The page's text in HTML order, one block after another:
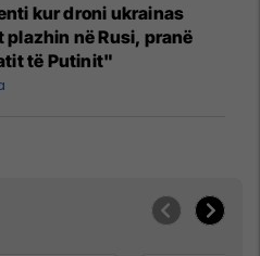
kur droni ukrainas
plazhin në Rusi, pranë
të Putinit"